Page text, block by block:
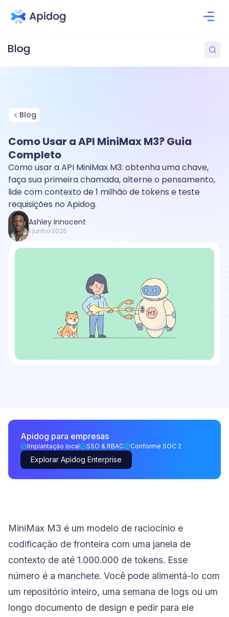
Blog
Como Usar a API MiniMax M3? Guia
Completo
Como usar a API MiniMax M3: obtenha uma chave,
faça sua primeira chamada, alterne o pensamento,
lide com contexto de 1 milhão de tokens e teste
requisições no Apidog.
Ashley Innocent
1 junho 2026
Apidog para empresas
Implantação local SSO & RBAC Conforme SOC 2
Explorar Apidog Enterprise
MiniMax M3 é um modelo de raciocínio e
codificação de fronteira com uma janela de
contexto de até 1.000.000 de tokens. Esse
número é a manchete. Você pode alimentá-lo com
um repositório inteiro, uma semana de logs ou um
longo documento de design e pedir para ele